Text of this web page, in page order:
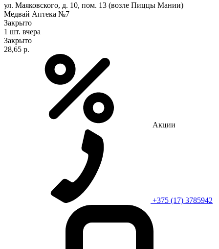
ул. Маяковского, д. 10, пом. 13 (возле Пиццы Мании)
Медвай Аптека №7
Закрыто
1 шт. вчера
Закрыто
28,65 р.
Акции
+375 (17) 3785942